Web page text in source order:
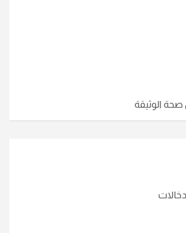
الوثيقة